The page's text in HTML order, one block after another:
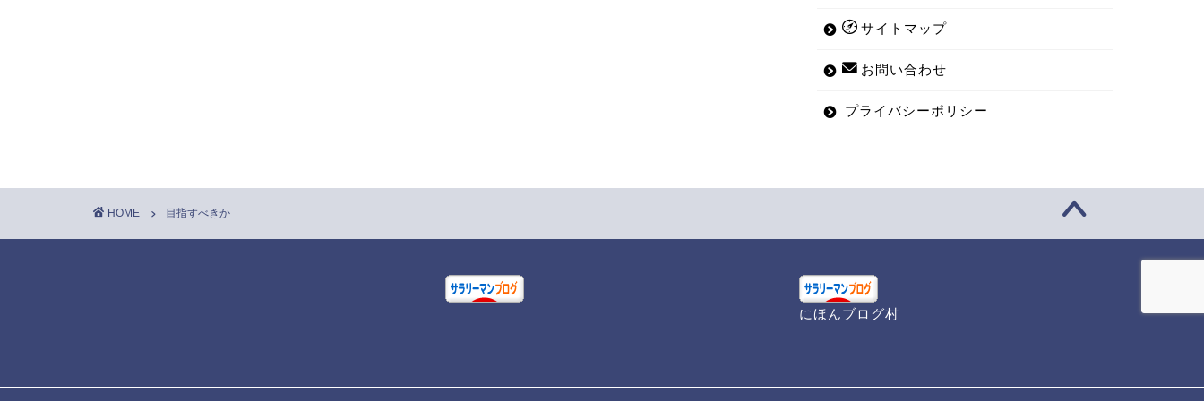
サイトマップ
お問い合わせ
プライバシーポリシー
HOME 目指すべきか
にほんブログ村